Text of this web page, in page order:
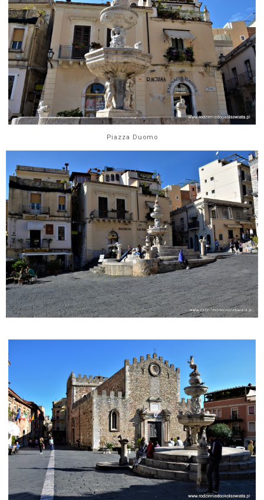
Piazza Duomo